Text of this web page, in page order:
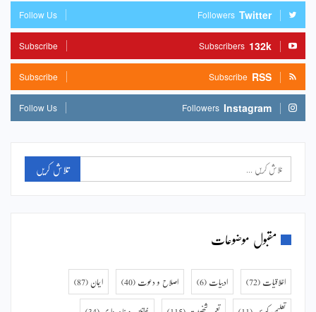
Twitter
Followers
Follow Us
132k
Subscribers
Subscribe
RSS
Subscribe
Subscribe
Instagram
Followers
Follow Us
مقبول موضوعات
اخلاقیات (72) ادبیات (6) اصلاح و دعوت (40) ایمان (87)